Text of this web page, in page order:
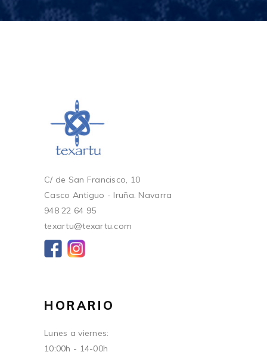
C/ de San Francisco, 10
Casco Antiguo - Iruña. Navarra
948 22 64 95
texartu@texartu.com
HORARIO
Lunes a viernes:
10:00h - 14-00h